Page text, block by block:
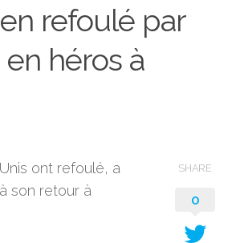
refoulé par
héros à
ont refoulé, a
son retour à
SHARE
0